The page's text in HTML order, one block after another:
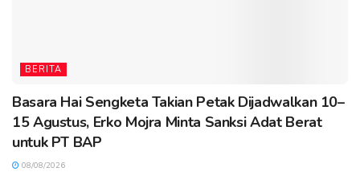
BERITA
Basara Hai Sengketa Takian Petak Dijadwalkan 10–
15 Agustus, Erko Mojra Minta Sanksi Adat Berat
untuk PT BAP
08/08/2026